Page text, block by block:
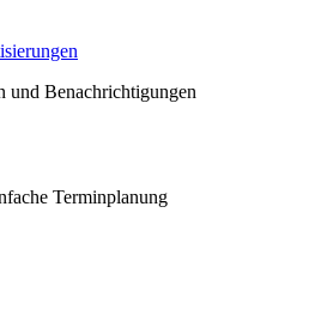
und Benachrichtigungen
Terminplanung